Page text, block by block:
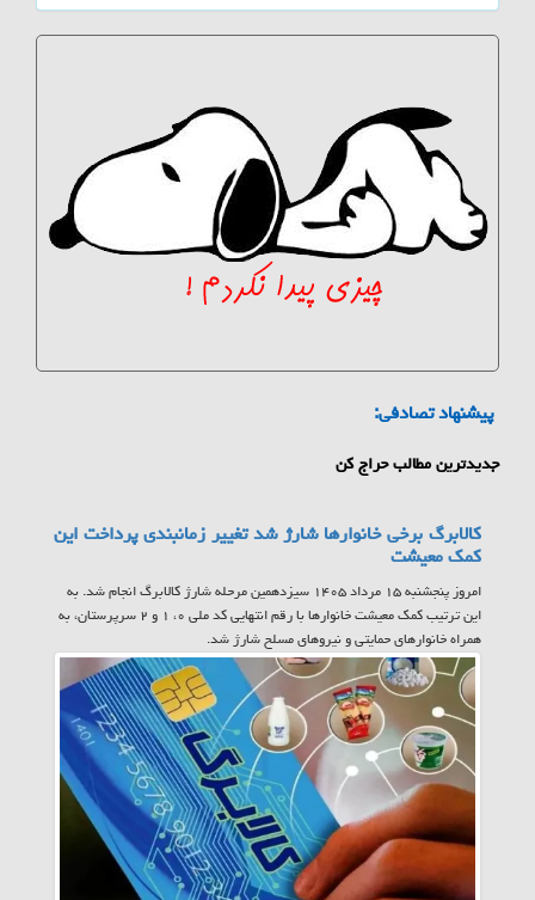
پیشنهاد تصادفی:
جدیدترین مطالب حراج کن
کالابرگ برخی خانوارها شارژ شد تغییر زمانبندی پرداخت این
کمک معیشت
امروز پنجشنبه ۱۵ مرداد ۱۴۰۵ سیزدهمین مرحله شارژ کالابرگ انجام شد. به
این ترتیب کمک معیشت خانوارها با رقم انتهایی کد ملی ۰، ۱ و ۲ سرپرستان، به
همراه خانوارهای حمایتی و نیروهای مسلح شارژ شد.